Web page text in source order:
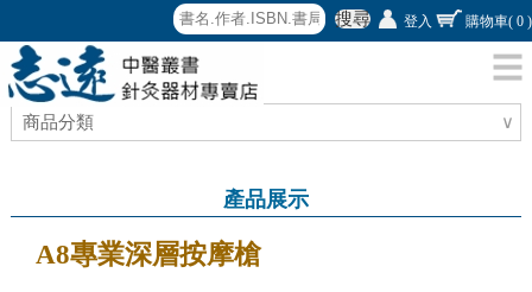
搜尋 登入 購物車( 0 )
商品分類 ∨
產品展示
A8專業深層按摩槍